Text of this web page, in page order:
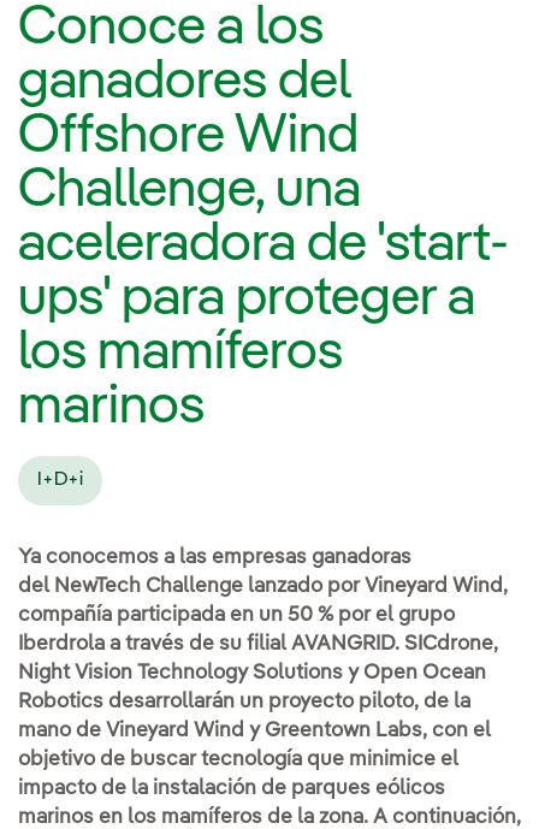
Conoce a los
ganadores del
Offshore Wind
Challenge, una
aceleradora de 'start-
ups' para proteger a
los mamíferos
marinos
I+D+i
Ya conocemos a las empresas ganadoras
del NewTech Challenge lanzado por Vineyard Wind,
compañía participada en un 50 % por el grupo
Iberdrola a través de su filial AVANGRID. SICdrone,
Night Vision Technology Solutions y Open Ocean
Robotics desarrollarán un proyecto piloto, de la
mano de Vineyard Wind y Greentown Labs, con el
objetivo de buscar tecnología que minimice el
impacto de la instalación de parques eólicos
marinos en los mamíferos de la zona. A continuación,